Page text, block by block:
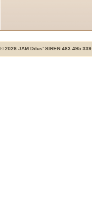
©2026 JAM Difus' SIREN 483 495 339